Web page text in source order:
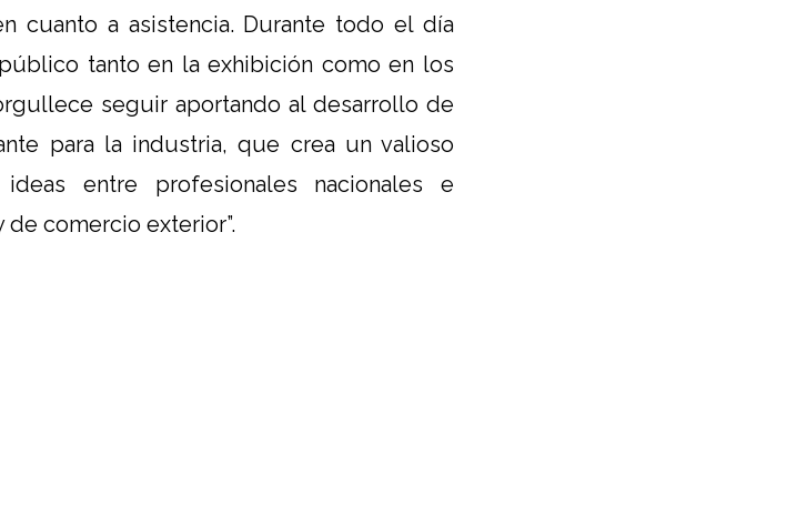
cuanto a asistencia. Durante todo el día
tanto en la exhibición como en los
seguir aportando al desarrollo de
para la industria, que crea un valioso
entre profesionales nacionales e
comercio exterior”.